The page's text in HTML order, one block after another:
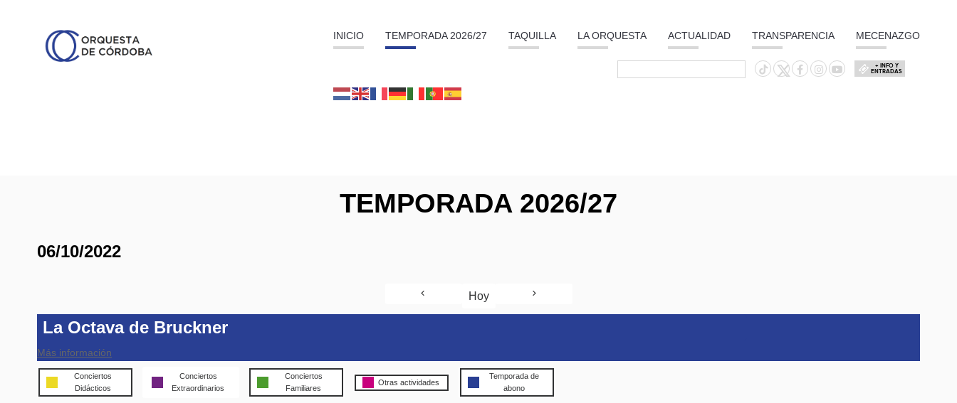
INICIO TEMPORADA 2026/27 TAQUILLA LA ORQUESTA ACTUALIDAD TRANSPARENCIA MECENAZGO
+ INFO Y
ENTRADAS
TEMPORADA 2026/27
06/10/2022
Hoy
La Octava de Bruckner
Más información
Conciertos
Didácticos
Conciertos
Extraordinarios
Conciertos
Familiares
Otras actividades
Temporada de
abono